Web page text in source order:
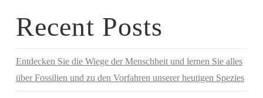
Recent Posts
Entdecken Sie die Wiege der Menschheit und lernen Sie alles
über Fossilien und zu den Vorfahren unserer heutigen Spezies